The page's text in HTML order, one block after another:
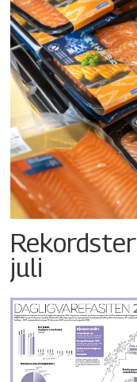
juli